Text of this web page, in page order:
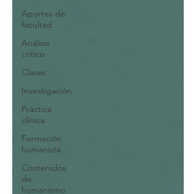
Aportes de
facultad
Análisis
crítico
Clases
Investigación
Práctica
clínica
Formación
humanista
Contenidos
de
humanismo